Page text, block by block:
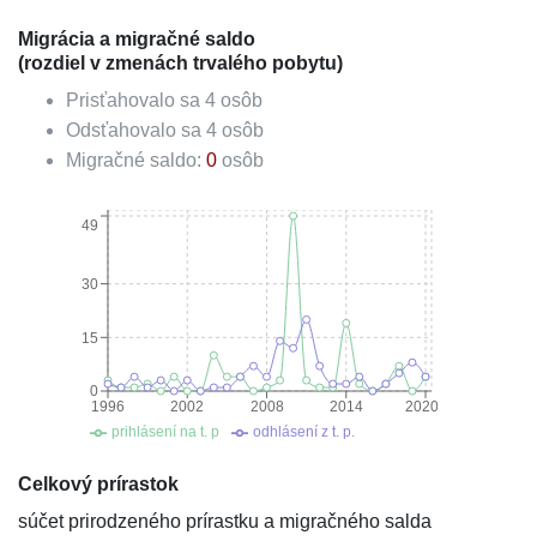
Migrácia a migračné saldo
(rozdiel v zmenách trvalého pobytu)
Prisťahovalo sa 4 osôb
Odsťahovalo sa 4 osôb
Migračné saldo: 0 osôb
1996 2002 2008 2014 2020
0
15
30
49
prihlásení na t. p odhlásení z t. p.
Celkový prírastok
súčet prirodzeného prírastku a migračného salda